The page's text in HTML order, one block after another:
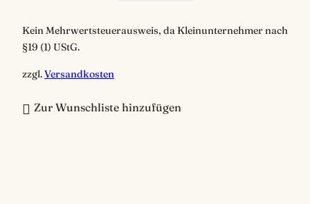
Kein Mehrwertsteuerausweis, da Kleinunternehmer nach
§19 (1) UStG.
zzgl.Versandkosten
Zur Wunschliste hinzufügen